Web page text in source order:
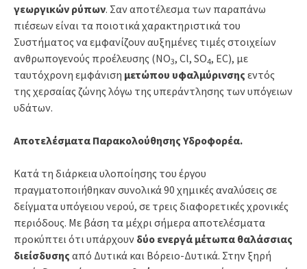
γεωργικών ρύπων. Σαν αποτέλεσμα των παραπάνω
πιέσεων είναι τα ποιοτικά χαρακτηριστικά του
Συστήματος να εμφανίζουν αυξημένες τιμές στοιχείων
ανθρωπογενούς προέλευσης (NO3, Cl, SO4, EC), με
ταυτόχρονη εμφάνιση μετώπου υφαλμύρινσης εντός
της χερσαίας ζώνης λόγω της υπεράντλησης των υπόγειων
υδάτων.
Αποτελέσματα Παρακολούθησης Υδροφορέα.
Κατά τη διάρκεια υλοποίησης του έργου
πραγματοποιήθηκαν συνολικά 90 χημικές αναλύσεις σε
δείγματα υπόγειου νερού, σε τρεις διαφορετικές χρονικές
περιόδους. Με βάση τα μέχρι σήμερα αποτελέσματα
προκύπτει ότι υπάρχουν δύο ενεργά μέτωπα θαλάσσιας
διείσδυσης από Δυτικά και Βόρειο-Δυτικά. Στην ξηρή